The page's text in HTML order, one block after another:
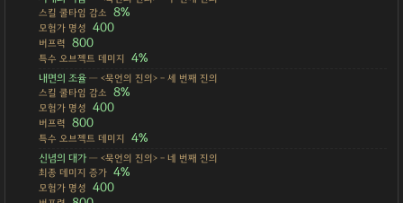
스킬 쿨타임 감소
8%
모험가 명성 400
버프력 800
특수 오브젝트 데미지 4%
내면의 조율— <묵언의 진의> - 세 번째 진의
스킬 쿨타임 감소
8%
모험가 명성 400
버프력 800
특수 오브젝트 데미지 4%
신념의 대가— <묵언의 진의> - 네 번째 진의
최종 데미지 증가 4%
모험가 명성 400